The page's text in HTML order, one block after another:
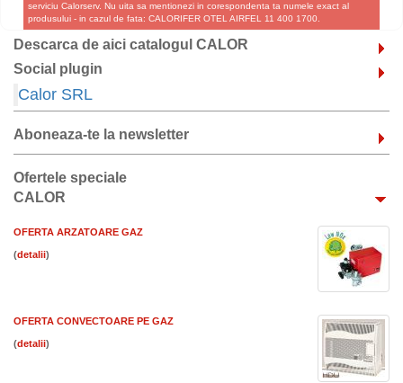
serviciu Calorserv. Nu uita sa mentionezi in corespondenta ta numele exact al
produsului - in cazul de fata: CALORIFER OTEL AIRFEL 11 400 1700.
Descarca de aici catalogul CALOR
Social plugin
Calor SRL
Aboneaza-te la newsletter
Ofertele speciale
CALOR
OFERTA ARZATOARE GAZ
( )
OFERTA CONVECTOARE PE GAZ
( )